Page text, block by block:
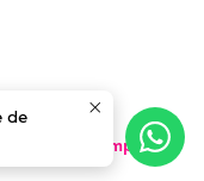
por Jumpseller
de